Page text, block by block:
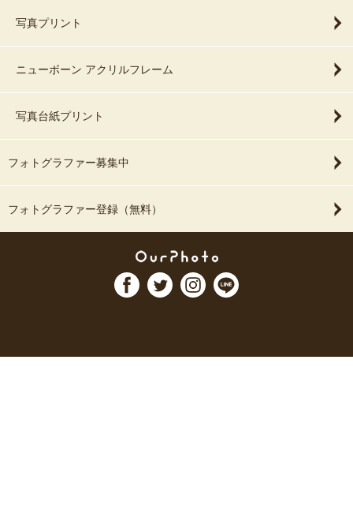
写真プリント
ニューボーン アクリルフレーム
写真台紙プリント
フォトグラファー募集中
フォトグラファー登録（無料）